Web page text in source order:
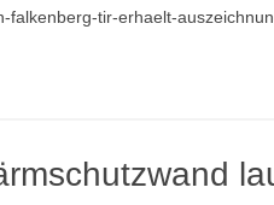
falkenberg-tir-erhaelt-